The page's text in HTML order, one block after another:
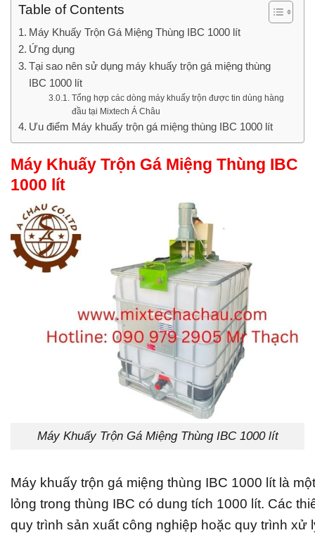
Table of Contents
Máy Khuấy Trộn Gá Miệng Thùng IBC 1000 lít
Ứng dụng
Tại sao nên sử dụng máy khuấy trộn gá miệng thùng
IBC 1000 lít
Tổng hợp các dòng máy khuấy trộn được tin dùng hàng
đầu tại Mixtech Á Châu
Ưu điểm Máy khuấy trộn gá miệng thùng IBC 1000 lít
Máy Khuấy Trộn Gá Miệng Thùng IBC
1000 lít
Máy Khuấy Trộn Gá Miệng Thùng IBC 1000 lít
Máy khuấy trộn gá miệng thùng IBC 1000 lít là
lỏng trong thùng IBC có dung tích 1000 lít. Các
quy trình sản xuất công nghiệp hoặc quy trình xử